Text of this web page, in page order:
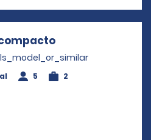
compactoOpens in a new
5 2